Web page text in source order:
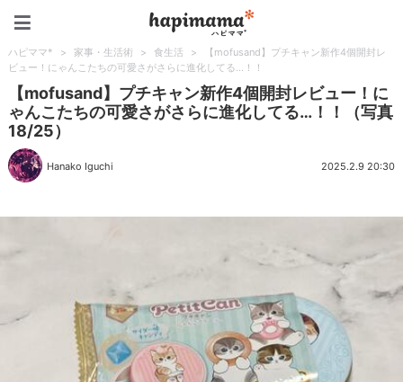
ハピママ* > 家事・生活術 > 食生活 >
【mofusand】プチキャン新作4個開封レ
ビュー！にゃんこたちの可愛さがさらに進化してる…！！
【mofusand】プチキャン新作4個開封レビュー！に
ゃんこたちの可愛さがさらに進化してる…！！（写真
18/25）
Hanako Iguchi 2025.2.9 20:30